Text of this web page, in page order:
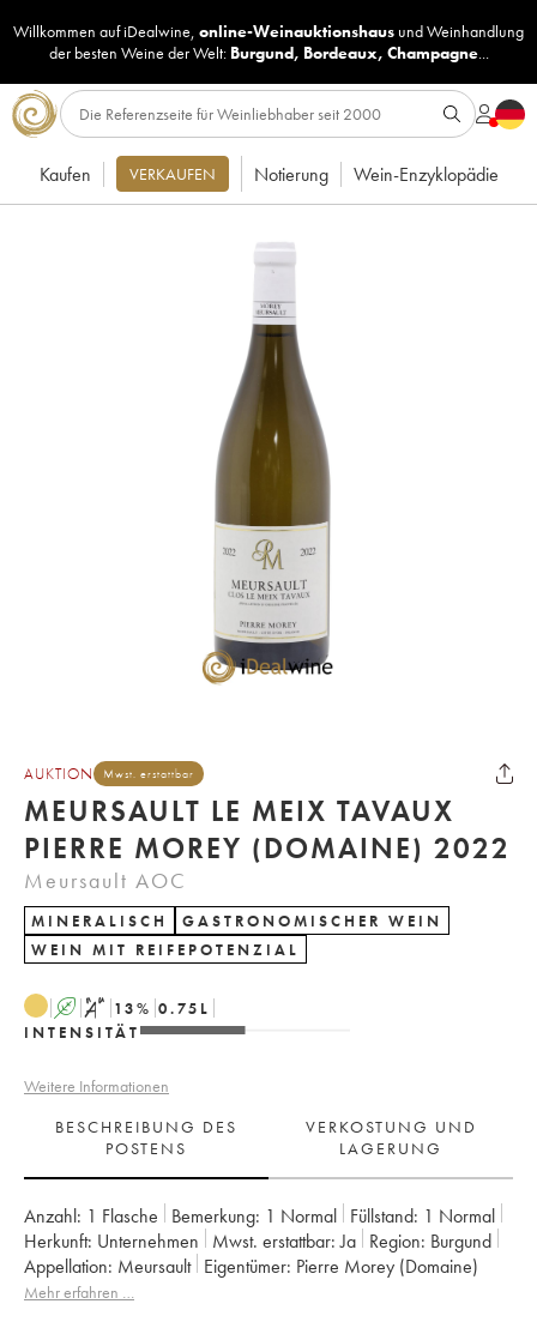
Willkommen auf iDealwine, online-Weinauktionshaus undWeinhandlung
der besten Weine der Welt: Burgund, Bordeaux, Champagne...
Kaufen VERKAUFEN Notierung Wein-Enzyklopädie
AUKTION Mwst. erstattbar
MEURSAULT LE MEIX TAVAUX
PIERRE MOREY (DOMAINE) 2022
Meursault AOC
MINERALISCH
GASTRONOMISCHER WEIN
WEIN MIT REIFEPOTENZIAL
A S 13% 0.75 L
INTENSITÄT
Weitere Informationen
BESCHREIBUNG DES
POSTENS
VERKOSTUNG UND
LAGERUNG
Anzahl: 1 Flasche Bemerkung: 1 Normal Füllstand: 1 Normal
Herkunft:
unternehmen Mwst. erstattbar: ja Region:
Burgund
Appellation:
Meursault Eigentümer: Pierre Morey (Domaine)
Mehr erfahren …